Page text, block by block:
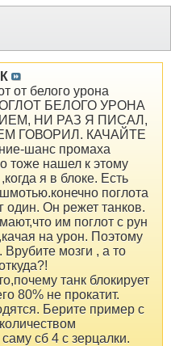
от белого урона
БЕЛОГО УРОНА
НИ РАЗ Я ПИСАЛ,
ГОВОРИЛ. КАЧАЙТЕ
шанс промаха
тоже нашел к этому
я в блоке. Есть
поглота
один. Он режет танков.
им поглот с рун
на урон. Поэтому
Врубите мозги , а то
танк блокирует
80% не прокатит.
Берите пример с
сб 4 с зерцалки.